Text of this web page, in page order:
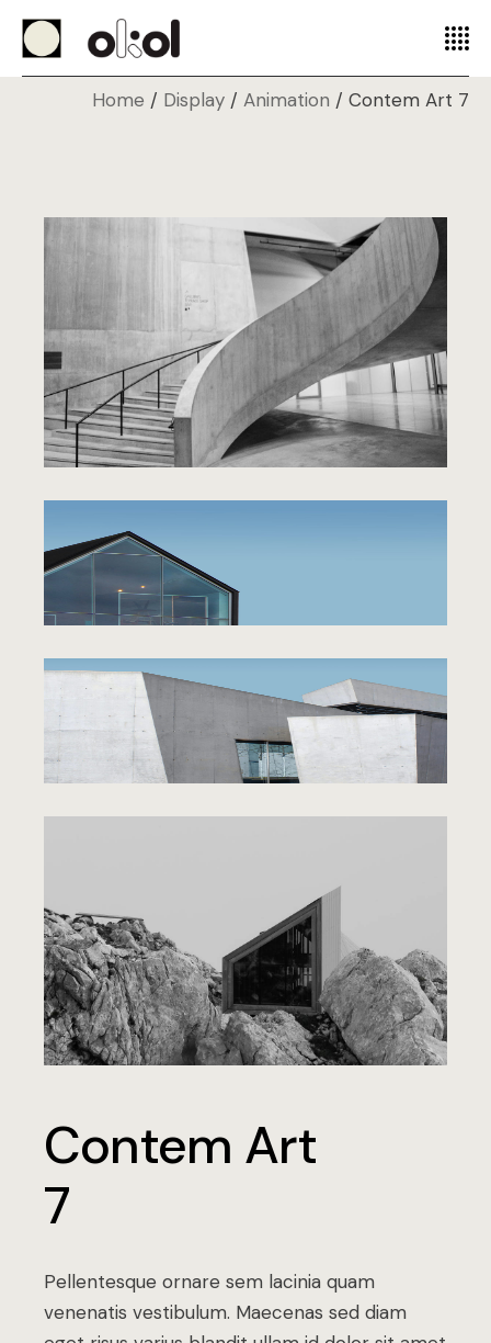
Home Display Animation Contem Art 7
Contem Art
7
Pellentesque ornare sem lacinia quam
venenatis vestibulum. Maecenas sed diam